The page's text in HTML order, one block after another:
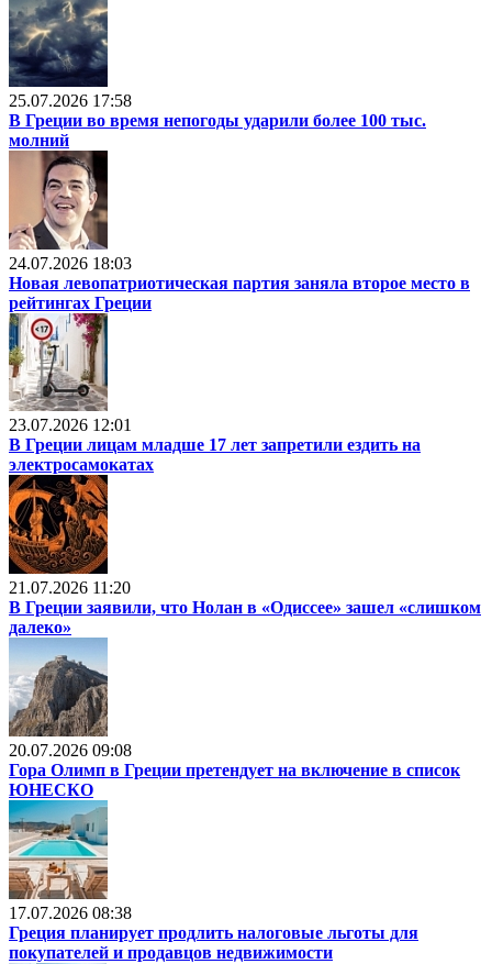
25.07.2026 17:58
В Греции во время непогоды ударили более 100 тыс.
молний
24.07.2026 18:03
Новая левопатриотическая партия заняла второе место в
рейтингах Греции
23.07.2026 12:01
В Греции лицам младше 17 лет запретили ездить на
электросамокатах
21.07.2026 11:20
В Греции заявили, что Нолан в «Одиссее» зашел «слишком
далеко»
20.07.2026 09:08
Гора Олимп в Греции претендует на включение в список
ЮНЕСКО
17.07.2026 08:38
Греция планирует продлить налоговые льготы для
покупателей и продавцов недвижимости